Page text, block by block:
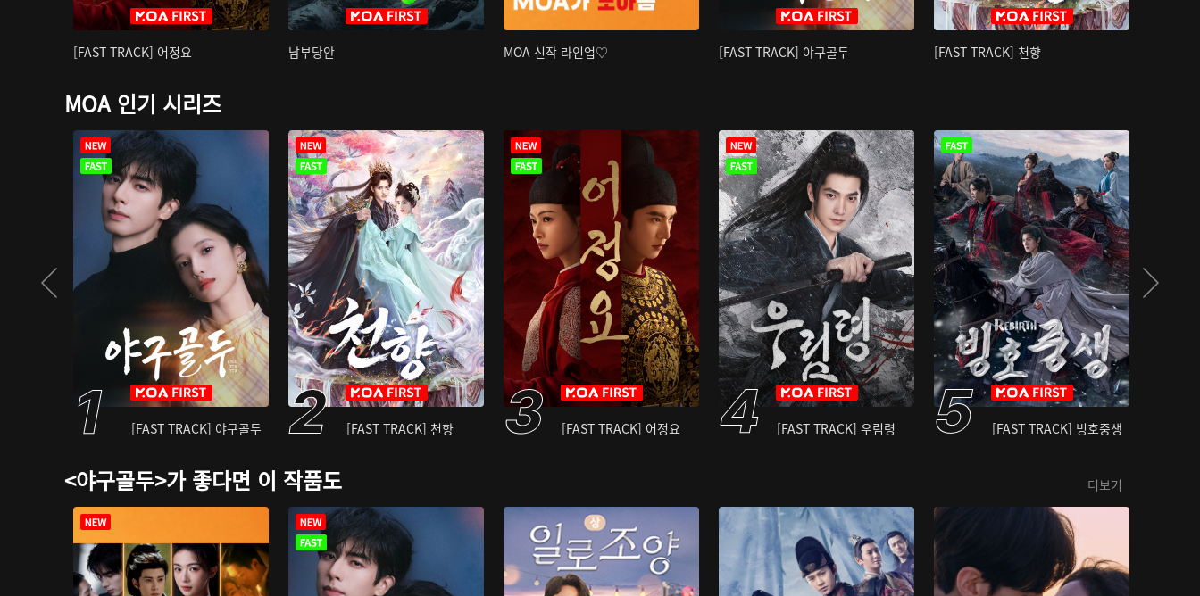
[FAST TRACK] 어정요 남부당안 MOA 신작 라인업♡ [FAST TRACK] 야구골두 [FAST TRACK] 천향
MOA 인기 시리즈
[FAST TRACK] 야구골두 [FAST TRACK] 천향 [FAST TRACK] 어정요 [FAST TRACK] 우림령 [FAST TRACK] 빙호중생
<야구골두>가 좋다면 이 작품도 더보기